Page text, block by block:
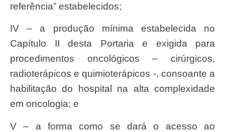
referência” estabelecidos;
IV – a produção mínima estabelecida no
Capítulo II desta Portaria e exigida para
procedimentos oncológicos – cirúrgicos,
radioterápicos e quimioterápicos -, consoante a
habilitação do hospital na alta complexidade
em oncologia; e
V – a forma como se dará o acesso ao